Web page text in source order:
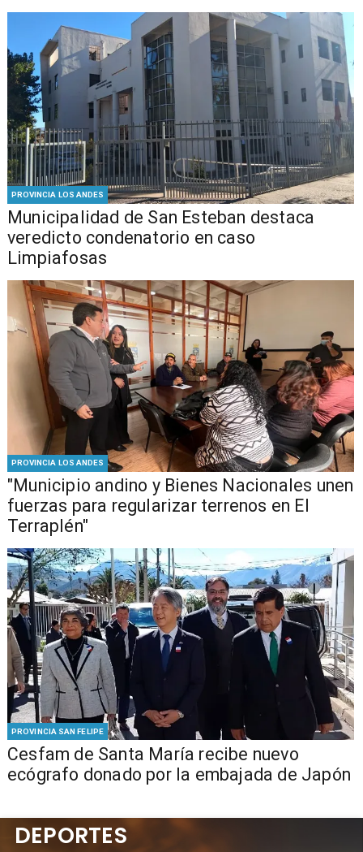
PROVINCIA LOS ANDES
Municipalidad de San Esteban destaca
veredicto condenatorio en caso
Limpiafosas
PROVINCIA LOS ANDES
"Municipio andino y Bienes Nacionales unen
fuerzas para regularizar terrenos en El
Terraplén"
PROVINCIA SAN FELIPE
Cesfam de Santa María recibe nuevo
ecógrafo donado por la embajada de Japón
DEPORTES